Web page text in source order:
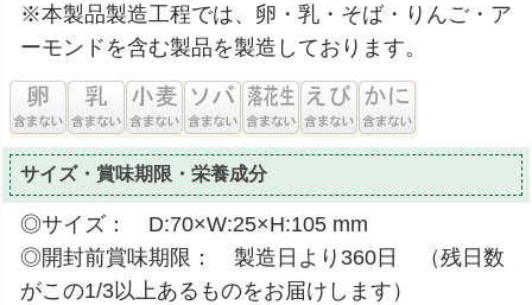
※本製品製造工程では、卵・乳・そば・りんご・ア
ーモンドを含む製品を製造しております。
サイズ・賞味期限・栄養成分
◎サイズ： D:70×W:25×H:105 mm
◎開封前賞味期限： 製造日より360日 （残日数
がこの1/3以上あるものをお届けします）